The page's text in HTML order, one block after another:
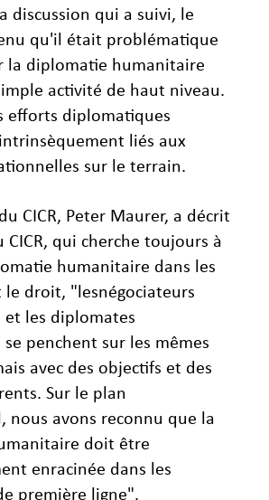
discussion qui a suivi, le
qu'il était problématique
la diplomatie humanitaire
activité de haut niveau.
efforts diplomatiques
liés aux
sur le terrain.
CICR, Peter Maurer, a décrit
qui cherche toujours à
humanitaire dans les
droit, "lesnégociateurs
les diplomates
penchent sur les mêmes
avec des objectifs et des
Sur le plan
nous avons reconnu que la
doit être
enracinée dans les
première ligne".